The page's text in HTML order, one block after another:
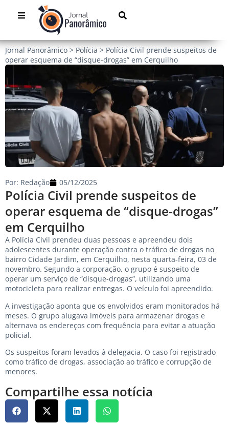
Jornal Panorâmico > Polícia > Polícia Civil prende suspeitos de
operar esquema de “disque-drogas” em Cerquilho
Polícia Civil prende suspeitos de
operar esquema de “disque-drogas”
em Cerquilho
Por: Redação 05/12/2025
A Polícia Civil prendeu duas pessoas e apreendeu dois
adolescentes durante operação contra o tráfico de drogas no
bairro Cidade Jardim, em Cerquilho, nesta quarta-feira, 03 de
novembro. Segundo a corporação, o grupo é suspeito de
operar um serviço de “disque-drogas”, utilizando uma
motocicleta para realizar entregas. O veículo foi apreendido.
A investigação aponta que os envolvidos eram monitorados há
meses. O grupo alugava imóveis para armazenar drogas e
alternava os endereços com frequência para evitar a atuação
policial.
Os suspeitos foram levados à delegacia. O caso foi registrado
como tráfico de drogas, associação ao tráfico e corrupção de
menores.
Compartilhe essa notícia